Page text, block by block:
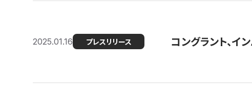
2025.01.16 プレスリリース コングラント、イ